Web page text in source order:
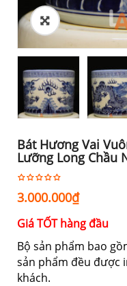
Bát Hương Vai
Lưỡng Long Chầu
3.000.000₫
Giá TỐT hàng đầu
Bộ sản phẩm bao
sản phẩm đều được
khách.